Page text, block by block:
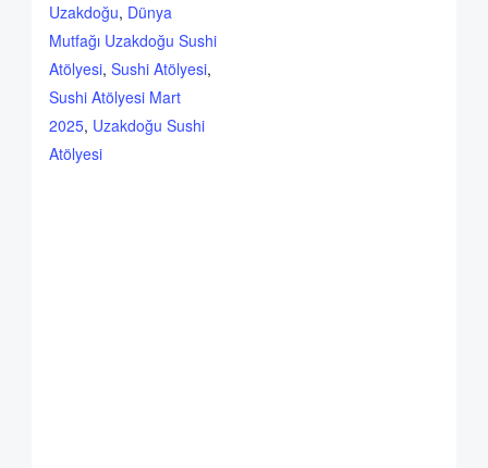
Uzakdoğu, Dünya
Mutfağı Uzakdoğu Sushi
Atölyesi, Sushi Atölyesi,
Sushi Atölyesi Mart
2025, Uzakdoğu Sushi
Atölyesi